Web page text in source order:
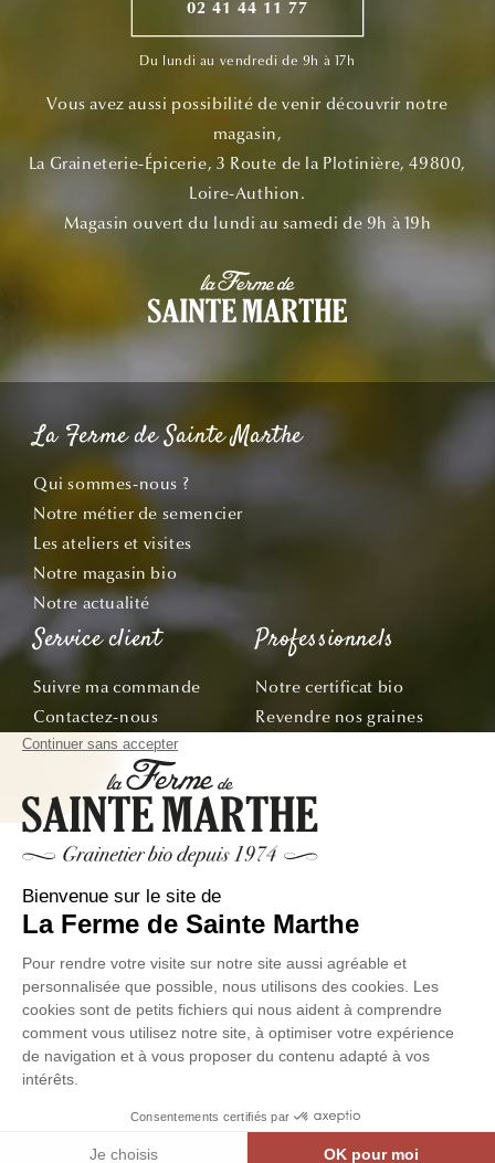
02 41 44 11 77
Du lundi au vendredi de 9h à 17h
Vous avez aussi possibilité de venir découvrir notre
magasin,
La Graineterie-Épicerie, 3 Route de la Plotinière, 49800,
Loire-Authion.
Magasin ouvert du lundi au samedi de 9h à 19h
La Ferme de Sainte Marthe
Qui sommes-nous ?
Notre métier de semencier
Les ateliers et visites
Notre magasin bio
Notre actualité
Service client
Suivre ma commande
Contactez-nous
Demandez le catalogue
Bon de commande
Tous nos conseils
Professionnels
Notre certificat bio
Revendre nos graines
Abonnez-vous
Suivez nos aventures de la graine à l'assiette !
© La Ferme de Sainte Marthe - Tous droit réservés
Ventes
Rétractation